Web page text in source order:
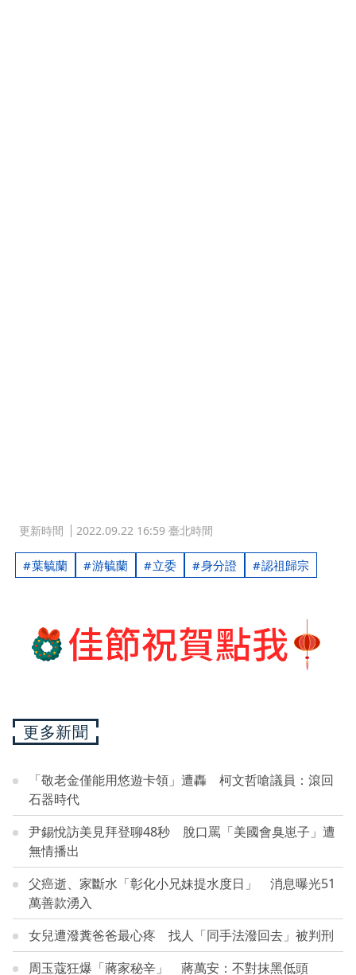
更新時間 2022.09.22 16:59 臺北時間
葉毓蘭 游毓蘭 立委 身分證 認祖歸宗
更多新聞
「敬老金僅能用悠遊卡領」遭轟 柯文哲嗆議員：滾回
石器時代
尹錫悅訪美見拜登聊48秒 脫口罵「美國會臭崽子」遭
無情播出
父癌逝、家斷水「彰化小兄妹提水度日」 消息曝光51
萬善款湧入
女兒遭潑糞爸爸最心疼 找人「同手法潑回去」被判刑
周玉蔻狂爆「蔣家秘辛」 蔣萬安：不對抹黑低頭